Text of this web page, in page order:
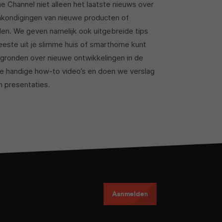
Channel niet alleen het laatste nieuws over
van nieuwe producten of
We geven namelijk ook uitgebreide tips
uit je slimme huis of smarthome kunt
over nieuwe ontwikkelingen in de
how-to video’s en doen we verslag
presentaties.
Aanmelden